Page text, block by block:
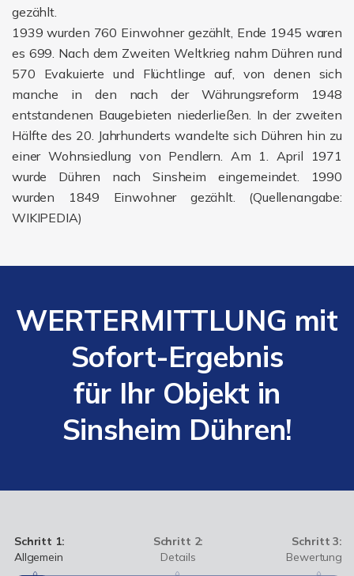
gezählt.
1939 wurden 760 Einwohner gezählt, Ende 1945 waren
es 699. Nach dem Zweiten Weltkrieg nahm Dühren rund
570 Evakuierte und Flüchtlinge auf, von denen sich
manche in den nach der Währungsreform 1948
entstandenen Baugebieten niederließen. In der zweiten
Hälfte des 20. Jahrhunderts wandelte sich Dühren hin zu
einer Wohnsiedlung von Pendlern. Am 1. April 1971
wurde Dühren nach Sinsheim eingemeindet. 1990
wurden 1849 Einwohner gezählt. (Quellenangabe:
WIKIPEDIA)
WERTERMITTLUNG mit
Sofort-Ergebnis
für Ihr Objekt in
Sinsheim Dühren!
Schritt 1:
Allgemein
Schritt 2:
Details
Schritt 3:
Bewertung